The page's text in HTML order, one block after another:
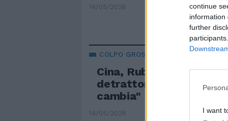
continue
information
further
I want
14/05/2026
COLPO GROSSO AL DRAGO ROSSO
Cina, Rubio sigilla
detrattori: "La nostra
cambia"
14/05/2026